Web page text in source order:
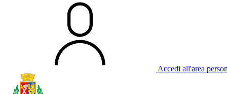
Accedi all'area